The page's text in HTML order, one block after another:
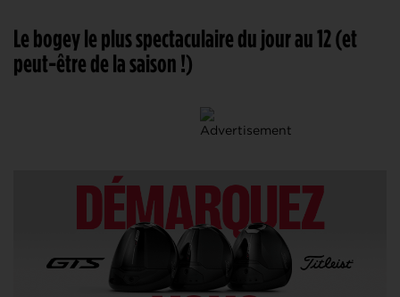
Le bogey le plus spectaculaire du jour au 12 (et
peut-être de la saison !)